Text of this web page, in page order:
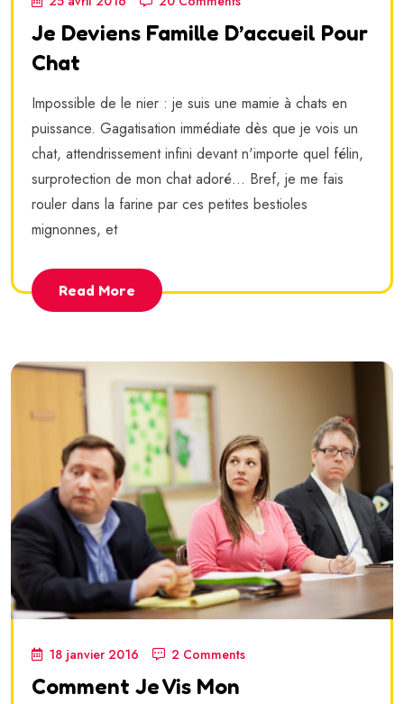
Je Deviens Famille D’accueil Pour
Chat
Impossible de le nier : je suis une mamie à chats en
puissance. Gagatisation immédiate dès que je vois un
chat, attendrissement infini devant n'importe quel félin,
surprotection de mon chat adoré... Bref, je me fais
rouler dans la farine par ces petites bestioles
mignonnes, et
Read More
18 janvier 2016 2 Comments
Comment Je Vis Mon